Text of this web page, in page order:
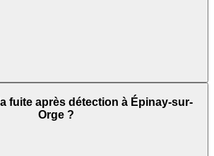
fuite après détection à Épinay-sur-
Orge ?